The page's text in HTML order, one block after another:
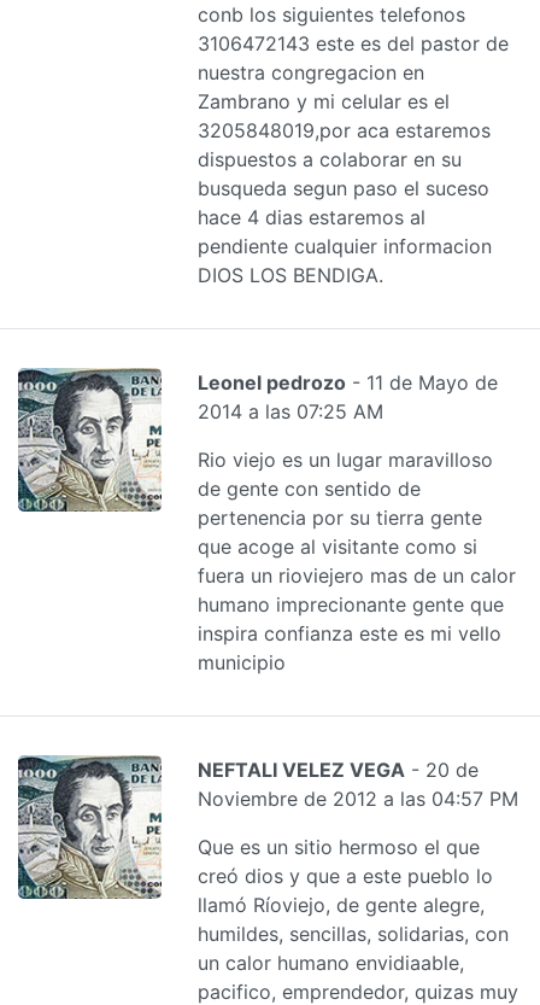
conb los siguientes telefonos
3106472143 este es del pastor de
nuestra congregacion en
Zambrano y mi celular es el
3205848019,por aca estaremos
dispuestos a colaborar en su
busqueda segun paso el suceso
hace 4 dias estaremos al
pendiente cualquier informacion
DIOS LOS BENDIGA.
Leonel pedrozo - 11 de Mayo de
2014 a las 07:25 AM
Rio viejo es un lugar maravilloso
de gente con sentido de
pertenencia por su tierra gente
que acoge al visitante como si
fuera un rioviejero mas de un calor
humano imprecionante gente que
inspira confianza este es mi vello
municipio
NEFTALI VELEZ VEGA - 20 de
Noviembre de 2012 a las 04:57 PM
Que es un sitio hermoso el que
creó dios y que a este pueblo lo
llamó Ríoviejo, de gente alegre,
humildes, sencillas, solidarias, con
un calor humano envidiaable,
pacifico, emprendedor, quizas muy